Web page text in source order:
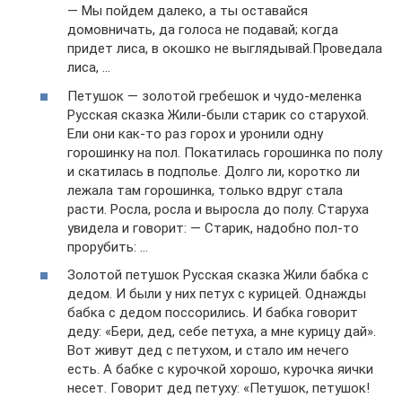
— Мы пойдем далеко, а ты оставайся
домовничать, да голоса не подавай; когда
придет лиса, в окошко не выглядывай.Проведала
лиса, …
Петушок — золотой гребешок и чудо-меленка
Русская сказка Жили-были старик со старухой.
Ели они как-то раз горох и уронили одну
горошинку на пол. Покатилась горошинка по полу
и скатилась в подполье. Долго ли, коротко ли
лежала там горошинка, только вдруг стала
расти. Росла, росла и выросла до полу. Старуха
увидела и говорит: — Старик, надобно пол-то
прорубить: …
Золотой петушок Русская сказка Жили бабка с
дедом. И были у них петух с курицей. Однажды
бабка с дедом поссорились. И бабка говорит
деду: «Бери, дед, себе петуха, а мне курицу дай».
Вот живут дед с петухом, и стало им нечего
есть. А бабке с курочкой хорошо, курочка яички
несет. Говорит дед петуху: «Петушок, петушок!